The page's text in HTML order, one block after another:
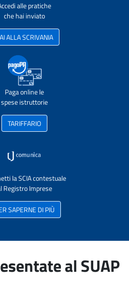
alle pratiche
che hai inviato
ALLA SCRIVANIA
Paga online le
spese istruttorie
TARIFFARIO
la SCIA contestuale
Registro Imprese
SAPERNE DI PIÙ
al SUAP